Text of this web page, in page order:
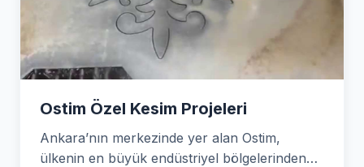
Ostim Özel Kesim Projeleri
Ankara’nın merkezinde yer alan Ostim,
ülkenin en büyük endüstriyel bölgelerinden